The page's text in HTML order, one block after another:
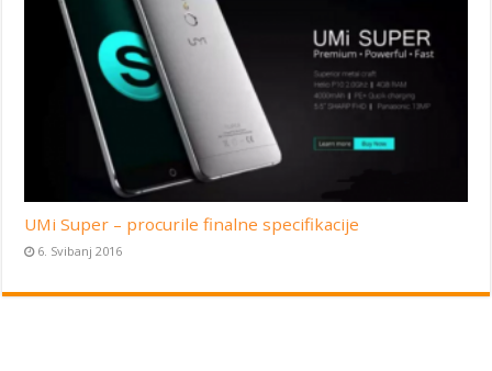
UMi Super – procurile finalne specifikacije
6. Svibanj 2016